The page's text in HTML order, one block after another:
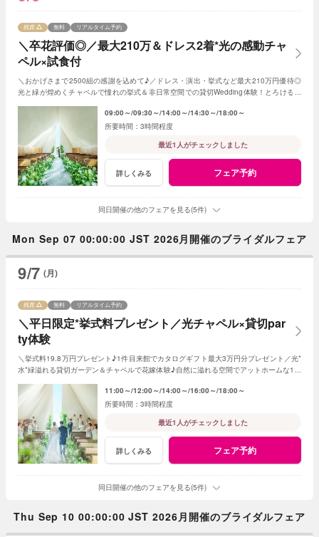
＼卒花評価◎／最大210万＆ドレス2着*光の感動チャ
ペル×試食付
残席 無料 リアルタイム予約
＼おかげさまで2500組の感謝を込めて♪／ドレス・演出・挙式など最大210万円優待◎
光と緑が煌めくチャペルで憧れの挙式＆非日常空間での貸切Wedding体験！とろける和
09:00～ 09:30～ 14:00～ 14:30～ 18:00～
3時間程度
最近1人がチェックしました
詳しくみる フェア予約
同日開催の他のフェアを見る(5件)
Mon Sep 07 00:00:00 JST 2026月開催のブライダルフェア
9/7 (月)
＼平日限定*挙式料プレゼント／光チャペル×貸切par
ty体験
残席 無料 リアルタイム予約
＼挙式料19.8万円プレゼント♪1件目来館でカタログギフト最大3万円分プレゼント／光*
水*緑溢れる貸切ガーデン＆チャペルで花嫁体験♪自然に溢れる空間でアットホームな1日
11:00～ 12:00～ 14:00～ 16:00～ 18:00～
3時間程度
最近1人がチェックしました
詳しくみる フェア予約
同日開催の他のフェアを見る(5件)
Thu Sep 10 00:00:00 JST 2026月開催のブライダルフェア